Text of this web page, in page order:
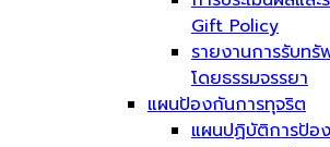
Gift Policy
รายงานการรับทรั
โดยธรรมจรรยา
แผนป้องกันการทุจริต
แผนปฏิบัติการป้อ